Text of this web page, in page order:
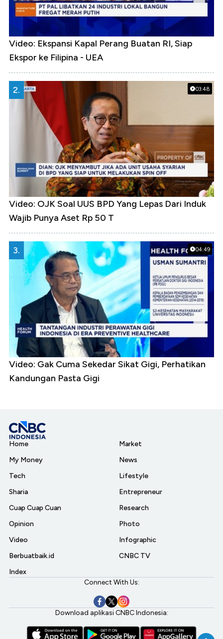
Video: Ekspansi Kapal Perang Buatan RI, Siap
Ekspor ke Filipina - UEA
03:48
2.
Video: OJK Soal UUS BPD Yang Lepas Dari Induk
Wajib Punya Aset Rp 50 T
04:49
3.
Video: Gak Cuma Sekedar Sikat Gigi, Perhatikan
Kandungan Pasta Gigi
Home
My Money
Tech
Sharia
Cuap Cuap Cuan
Opinion
Video
Berbuatbaik.id
Index
Market
News
Lifestyle
Entrepreneur
Research
Photo
Infographic
CNBC TV
Connect With Us:
Download aplikasi CNBC Indonesia: